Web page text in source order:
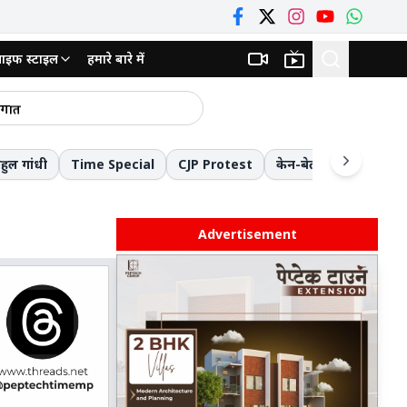
स्टाइल हमारे बारे में
प्राथमिकता
PM मोदी अचानक बोले- मैं बाबा बागेश्वर तो नहीं...! तकनीक, नवाचार और 'मन की बात' जानने के संदर्भ में बागेश्वर महाराज का किया जिक्र
गांधी Time Special CJP Protest केन-बेतवा लिंक
Advertisement